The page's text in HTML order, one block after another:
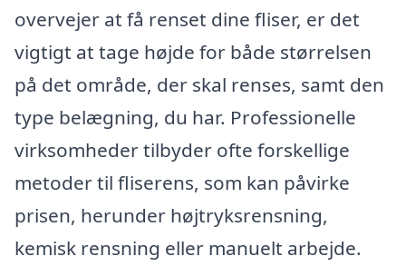
overvejer at få renset dine fliser, er det
vigtigt at tage højde for både størrelsen
på det område, der skal renses, samt den
type belægning, du har. Professionelle
virksomheder tilbyder ofte forskellige
metoder til fliserens, som kan påvirke
prisen, herunder højtryksrensning,
kemisk rensning eller manuelt arbejde.